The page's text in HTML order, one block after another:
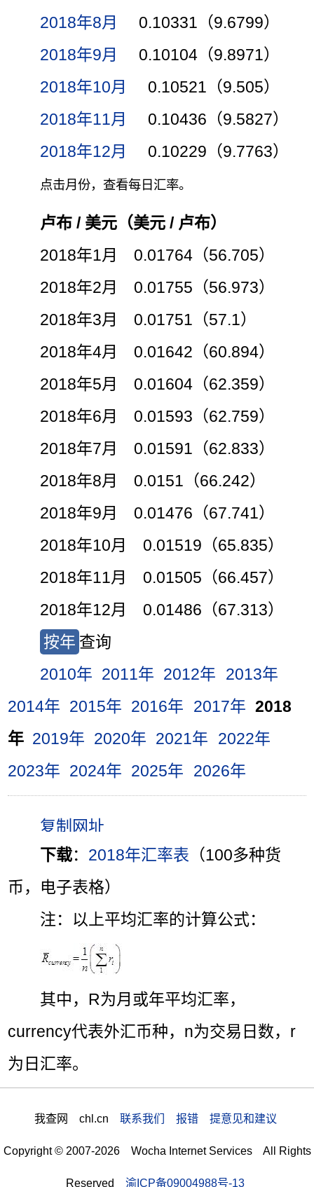
2018年8月
0.10331（9.6799）
2018年9月
0.10104（9.8971）
2018年10月
0.10521（9.505）
2018年11月
0.10436（9.5827）
2018年12月
0.10229（9.7763）
点击月份，查看每日汇率。
卢布 / 美元（美元 / 卢布）
2018年1月 0.01764（56.705）
2018年2月 0.01755（56.973）
2018年3月 0.01751（57.1）
2018年4月 0.01642（60.894）
2018年5月 0.01604（62.359）
2018年6月 0.01593（62.759）
2018年7月 0.01591（62.833）
2018年8月 0.0151（66.242）
2018年9月 0.01476（67.741）
2018年10月 0.01519（65.835）
2018年11月 0.01505（66.457）
2018年12月 0.01486（67.313）
按年 查询
2010年 2011年 2012年
2013年
2014年 2015年 2016年 2017年 2018
年 2019年 2020年 2021年
2022年
2023年 2024年 2025年 2026年
下载： 2018年汇率表 （100多种货
币，电子表格）
注：以上平均汇率的计算公式：
其中，R为月或年平均汇率，
currency代表外汇币种，n为交易日数，r
为日汇率。
我查网 chl.cn 联系我们 报错 提意见和建议
Copyright © 2007-2026 Wocha Internet Services All Rights
Reserved 渝ICP备09004988号-13